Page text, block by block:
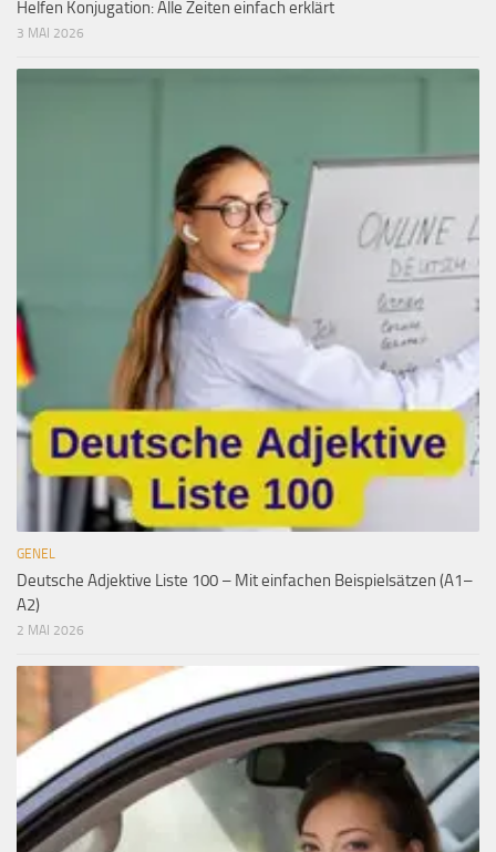
Helfen Konjugation: Alle Zeiten einfach erklärt
3 MAI 2026
GENEL
Deutsche Adjektive Liste 100 – Mit einfachen Beispielsätzen (A1–
A2)
2 MAI 2026